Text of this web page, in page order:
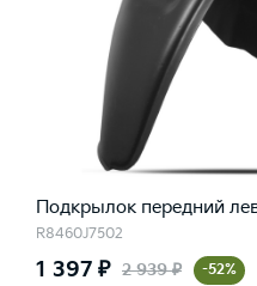
Подкрылок передний
R8460J7502
1 397 ₽ 2 939 ₽ -52%